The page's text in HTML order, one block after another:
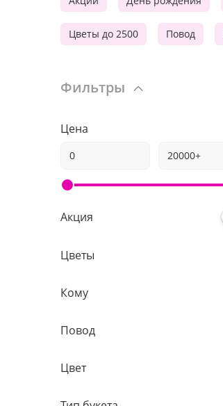
Цветы до 2500 Повод
Фильтры
Цена
Акция
Цветы
Кому
Повод
Цвет